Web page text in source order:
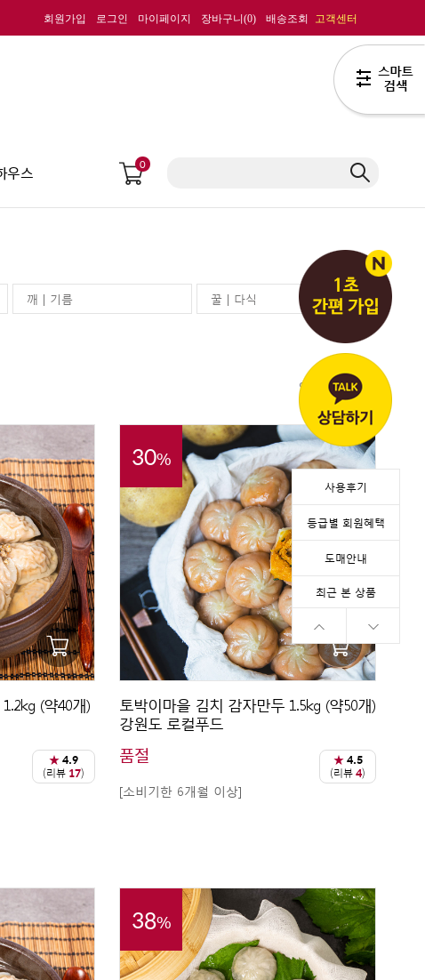
회원가입 로그인 마이페이지 장바구니(0) 배송조회 고객센터
우스 0
사용후기
등급별 회원혜택
도매안내
최근 본 상품
깨 | 기름 꿀 | 다식
인기상품순
(약40개)
★4.9
(리뷰 17)
30%
토박이마을 김치 감자만두 1.5kg (약50개)
강원도 로컬푸드
품절 ★4.5
(리뷰4)
[소비기한 6개월 이상]
38%